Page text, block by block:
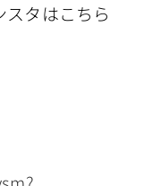
タはこちら